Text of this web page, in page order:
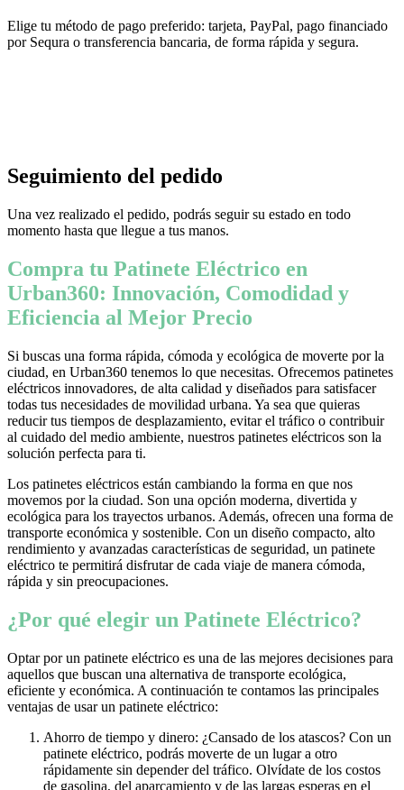
Elige tu método de pago preferido: tarjeta, PayPal, pago financiado
por Sequra o transferencia bancaria, de forma rápida y segura.
Seguimiento del pedido
Una vez realizado el pedido, podrás seguir su estado en todo
momento hasta que llegue a tus manos.
Compra tu Patinete Eléctrico en
Urban360: Innovación, Comodidad y
Eficiencia al Mejor Precio
Si buscas una forma rápida, cómoda y ecológica de moverte por la
ciudad, en Urban360 tenemos lo que necesitas. Ofrecemos patinetes
eléctricos innovadores, de alta calidad y diseñados para satisfacer
todas tus necesidades de movilidad urbana. Ya sea que quieras
reducir tus tiempos de desplazamiento, evitar el tráfico o contribuir
al cuidado del medio ambiente, nuestros patinetes eléctricos son la
solución perfecta para ti.
Los patinetes eléctricos están cambiando la forma en que nos
movemos por la ciudad. Son una opción moderna, divertida y
ecológica para los trayectos urbanos. Además, ofrecen una forma de
transporte económica y sostenible. Con un diseño compacto, alto
rendimiento y avanzadas características de seguridad, un patinete
eléctrico te permitirá disfrutar de cada viaje de manera cómoda,
rápida y sin preocupaciones.
¿Por qué elegir un Patinete Eléctrico?
Optar por un patinete eléctrico es una de las mejores decisiones para
aquellos que buscan una alternativa de transporte ecológica,
eficiente y económica. A continuación te contamos las principales
ventajas de usar un patinete eléctrico:
Ahorro de tiempo y dinero: ¿Cansado de los atascos? Con un
patinete eléctrico, podrás moverte de un lugar a otro
rápidamente sin depender del tráfico. Olvídate de los costos
de gasolina, del aparcamiento y de las largas esperas en el